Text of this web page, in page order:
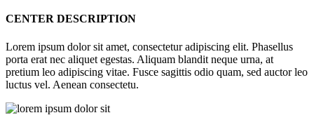
CENTER DESCRIPTION
Lorem ipsum dolor sit amet, consectetur adipiscing elit. Phasellus
porta erat nec aliquet egestas. Aliquam blandit neque urna, at
pretium leo adipiscing vitae. Fusce sagittis odio quam, sed auctor leo
luctus vel. Aenean consectetu.